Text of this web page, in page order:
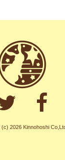
2026 Kinnohoshi